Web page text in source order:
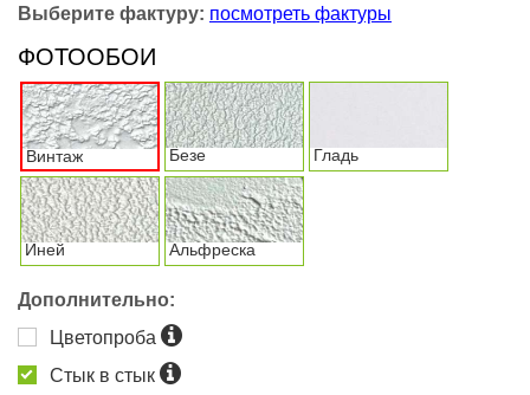
Выберите фактуру: посмотреть фактуры
ФОТООБОИ
Винтаж Безе Гладь
Иней Альфреска
Дополнительно:
Цветопроба
Стык в стык